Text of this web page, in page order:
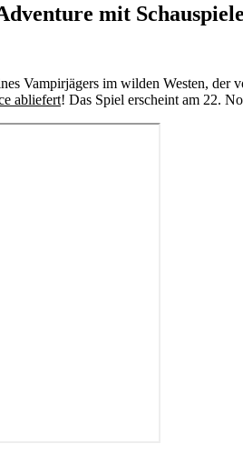
mit
Vampirjägers im wilden Westen, der
abliefert! Das Spiel erscheint am 22.